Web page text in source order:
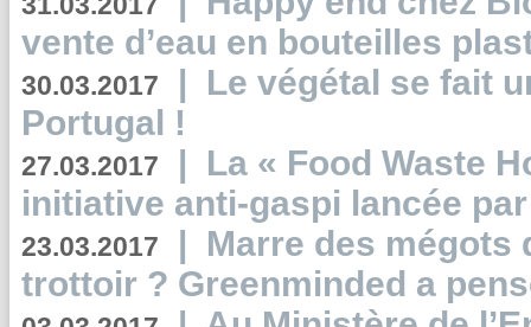
vente d’eau en bouteilles
30.03.2017 | Le végétal se fait
Portugal !
27.03.2017 | La « Food Waste
initiative anti-gaspi lancée
23.03.2017 | Marre des mégots
trottoir ? Greenminded a